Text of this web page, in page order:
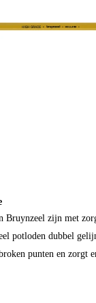
Bruynzeel zijn met
potloden dubbel
punten en zorgt